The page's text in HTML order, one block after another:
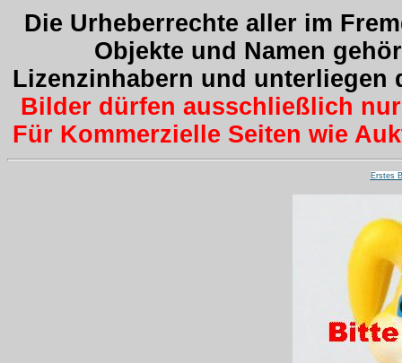
Die Urheberrechte aller im
Objekte und Namen
Lizenzinhabern und unterliegen
Bilder dürfen ausschließlich
Für Kommerzielle Seiten wie
Erstes